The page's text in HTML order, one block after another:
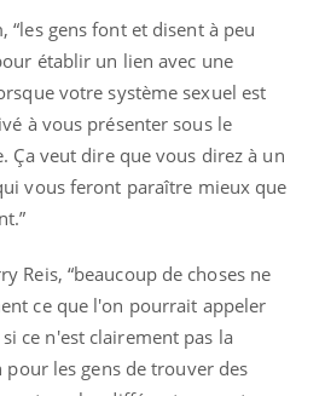
“les gens font et disent à peu
établir un lien avec une
votre système sexuel est
à vous présenter sous le
Ça veut dire que vous direz à un
vous feront paraître mieux que
Reis, “beaucoup de choses ne
ce que l'on pourrait appeler
ce n'est clairement pas la
pour les gens de trouver des